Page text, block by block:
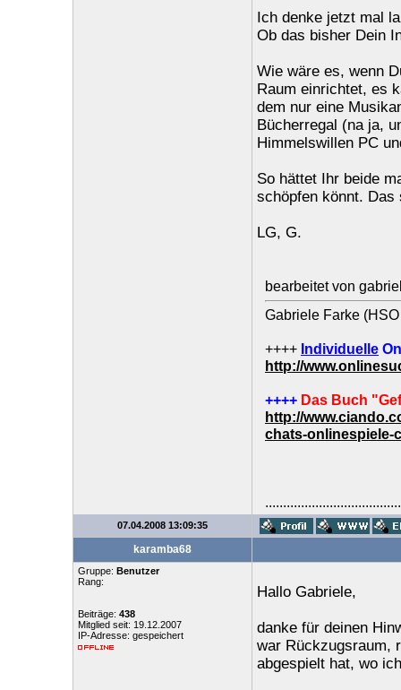
Ich denke jetzt mal
Ob das bisher Dein
Wie wäre es, wenn
Raum einrichtet, es
dem nur eine
Bücherregal (na ja,
Himmelswillen PC
So hättet Ihr beide
schöpfen könnt. Das
LG, G.
bearbeitet von
Gabriele Farke (HSO
++++ Individuelle
http://
++++ Das Buch
http://
chats-onlinespiele-
07.04.2008 13:09:35
karamba68
Gruppe: Benutzer
Rang:
Beiträge: 438
Mitglied seit: 19.12.2007
IP-Adresse: gespeichert
Hallo Gabriele,
danke für deinen
war Rückzugsraum,
abgespielt hat, wo